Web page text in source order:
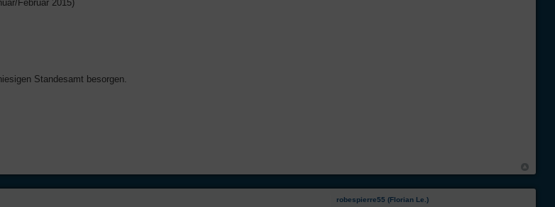
Februar 2015)
Standesamt besorgen.
robespierre55 (Florian Le.)